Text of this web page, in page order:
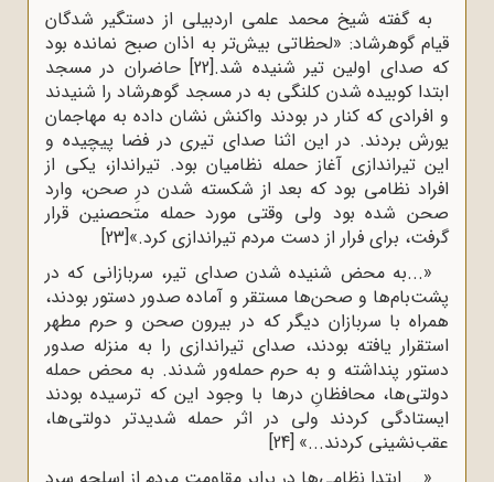
به گفته‌ شیخ محمد علمى اردبیلى از دستگیر شدگان
قیام گوهرشاد: «لحظاتى بیش‌تر به اذان صبح نمانده بود
که صداى اولین تیر شنیده شد.[22]حاضران در مسجد
ابتدا کوبیده شدن کلنگى به در مسجد گوهرشاد را شنیدند
و افرادى که کنار در بودند واکنش نشان داده به مهاجمان
یورش بردند. در این اثنا صداى تیرى در فضا پیچیده و
این تیراندازى آغاز حمله‌ نظامیان بود. تیرانداز، یکى از
افراد نظامى بود که بعد از شکسته شدن درِ صحن، وارد
صحن شده بود ولى وقتى مورد حمله‌ متحصنین قرار
گرفت، براى فرار از دست مردم تیراندازى کرد.»[23]
«...به محض شنیده شدن صداى تیر، سربازانى که در
پشت‌بام‌ها و صحن‌ها مستقر و آماده‌ صدور دستور بودند،
همراه با سربازان دیگر که در بیرون صحن و حرم مطهر
استقرار یافته بودند، صداى تیراندازى را به منزله‌ صدور
دستور پنداشته و به حرم حمله‌ور شدند. به محض حمله‌
دولتى‌ها، محافظانِ درها با وجود این ‌که ترسیده بودند
ایستادگى کردند ولى در اثر حمله‌ شدیدتر دولتى‌ها،
عقب‌نشینى کردند...» [24]